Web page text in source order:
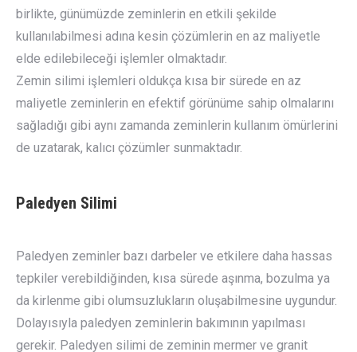
birlikte, günümüzde zeminlerin en etkili şekilde
kullanılabilmesi adına kesin çözümlerin en az maliyetle
elde edilebileceği işlemler olmaktadır.
Zemin silimi işlemleri oldukça kısa bir sürede en az
maliyetle zeminlerin en efektif görünüme sahip olmalarını
sağladığı gibi aynı zamanda zeminlerin kullanım ömürlerini
de uzatarak, kalıcı çözümler sunmaktadır.
Paledyen Silimi
Paledyen zeminler bazı darbeler ve etkilere daha hassas
tepkiler verebildiğinden, kısa sürede aşınma, bozulma ya
da kirlenme gibi olumsuzlukların oluşabilmesine uygundur.
Dolayısıyla paledyen zeminlerin bakımının yapılması
gerekir. Paledyen silimi de zeminin mermer ve granit